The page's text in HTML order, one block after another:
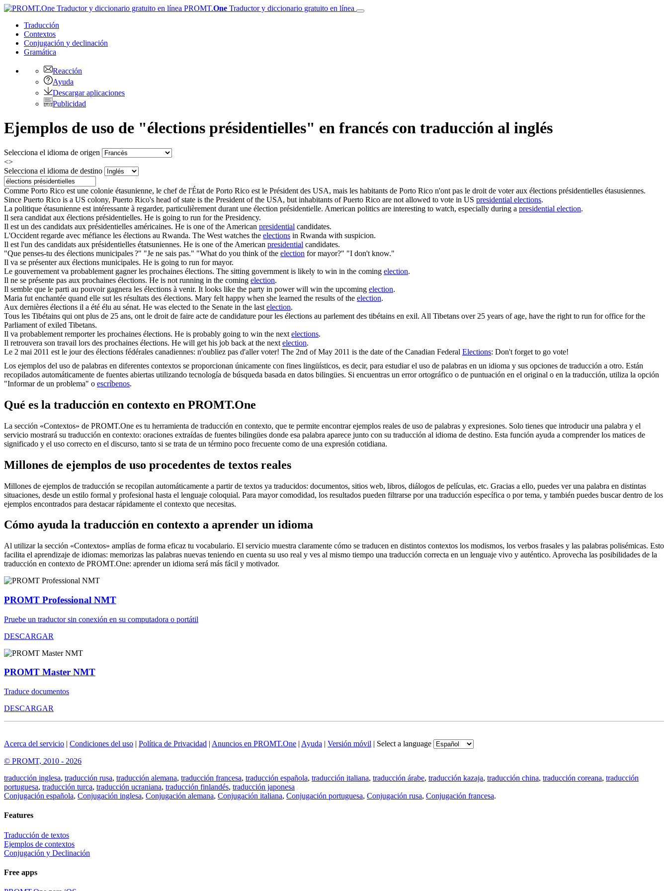
PROMT.One Traductor y diccionario gratuito en línea
Traducción
Contextos
Conjugación y declinación
Gramática
Reacción
Ayuda
Descargar aplicaciones
Publicidad
Ejemplos de uso de "élections présidentielles" en francés con traducción al inglés
Selecciona el idioma de origen
<>
Selecciona el idioma de destino
Comme Porto Rico est une colonie étasunienne, le chef de l'État de Porto Rico est le Président des USA, mais les habitants de Porto Rico n'ont pas le droit de voter aux élections présidentielles étasusiennes.
Since Puerto Rico is a US colony, Puerto Rico's head of state is the President of the USA, but inhabitants of Puerto Rico are not allowed to vote in US presidential elections.
La politique étasunienne est intéressante à regarder, particulièrement durant une élection présidentielle. American politics are interesting to watch, especially during a presidential election.
Il sera candidat aux élections présidentielles. He is going to run for the Presidency.
Il est un des candidats aux présidentielles américaines. He is one of the American presidential candidates.
L'Occident regarde avec méfiance les élections au Rwanda. The West watches the elections in Rwanda with suspicion.
Il est l'un des candidats aux présidentielles étatsuniennes. He is one of the American presidential candidates.
"Que penses-tu des élections municipales ?" "Je ne sais pas." "What do you think of the election for mayor?" "I don't know."
Il va se présenter aux élections municipales. He is going to run for mayor.
Le gouvernement va probablement gagner les prochaines élections. The sitting government is likely to win in the coming election.
Il ne se présente pas aux prochaines élections. He is not running in the coming election.
Il semble que le parti au pouvoir gagnera les élections à venir. It looks like the party in power will win the upcoming election.
Maria fut enchantée quand elle sut les résultats des élections. Mary felt happy when she learned the results of the election.
Aux dernières élections il a été élu au sénat. He was elected to the Senate in the last election.
Tous les Tibétains qui ont plus de 25 ans, ont le droit de faire acte de candidature pour les élections au parlement des tibétains en exil. All Tibetans over 25 years of age, have the right to run for office for the
Parliament of exiled Tibetans.
Il va probablement remporter les prochaines élections. He is probably going to win the next elections.
Il retrouvera son travail lors des prochaines élections. He will get his job back at the next election.
Le 2 mai 2011 est le jour des élections fédérales canadiennes: n'oubliez pas d'aller voter! The 2nd of May 2011 is the date of the Canadian Federal Elections: Don't forget to go vote!
Los ejemplos del uso de palabras en diferentes contextos se proporcionan únicamente con fines lingüísticos, es decir, para estudiar el uso de palabras en un idioma y sus opciones de traducción a otro. Están
recopilados automáticamente de fuentes abiertas utilizando tecnología de búsqueda basada en datos bilingües. Si encuentras un error ortográfico o de puntuación en el original o en la traducción, utiliza la opción
"Informar de un problema" o escríbenos.
Qué es la traducción en contexto en PROMT.One
La sección «Contextos» de PROMT.One es tu herramienta de traducción en contexto, que te permite encontrar ejemplos reales de uso de palabras y expresiones. Solo tienes que introducir una palabra y el
servicio mostrará su traducción en contexto: oraciones extraídas de fuentes bilingües donde esa palabra aparece junto con su traducción al idioma de destino. Esta función ayuda a comprender los matices de
significado y el uso correcto en el discurso, tanto si se trata de un término poco frecuente como de una expresión cotidiana.
Millones de ejemplos de uso procedentes de textos reales
Millones de ejemplos de traducción se recopilan automáticamente a partir de textos ya traducidos: documentos, sitios web, libros, diálogos de películas, etc. Gracias a ello, puedes ver una palabra en distintas
situaciones, desde un estilo formal y profesional hasta el lenguaje coloquial. Para mayor comodidad, los resultados pueden filtrarse por una traducción específica o por tema, y también puedes buscar dentro de los
ejemplos encontrados para destacar rápidamente el contexto que necesitas.
Cómo ayuda la traducción en contexto a aprender un idioma
Al utilizar la sección «Contextos» amplías de forma eficaz tu vocabulario. El servicio muestra claramente cómo se traducen en distintos contextos los modismos, los verbos frasales y las palabras polisémicas. Esto
facilita el aprendizaje de idiomas: memorizas las palabras nuevas teniendo en cuenta su uso real y ves al mismo tiempo una traducción correcta en un lenguaje vivo y auténtico. Aprovecha las posibilidades de la
traducción en contexto de PROMT.One: aprender un idioma será más fácil y motivador.
PROMT Professional NMT
Pruebe un traductor sin conexión en su computadora o portátil
DESCARGAR
PROMT Master NMT
Traduce documentos
DESCARGAR
Acerca del servicio | Condiciones del uso | Política de Privacidad | Anuncios en PROMT.One | Ayuda | Versión móvil | Select a language
© PROMT, 2010 - 2026
traducción inglesa, traducción rusa, traducción alemana, traducción francesa, traducción española, traducción italiana, traducción árabe, traducción kazaja, traducción china, traducción coreana, traducción
portuguesa, traducción turca, traducción ucraniana, traducción finlandés, traducción japonesa
Conjugación española, Conjugación inglesa, Conjugación alemana, Conjugación italiana, Conjugación portuguesa, Conjugación rusa, Conjugación francesa.
Features
Traducción de textos
Ejemplos de contextos
Conjugación y Declinación
Free apps